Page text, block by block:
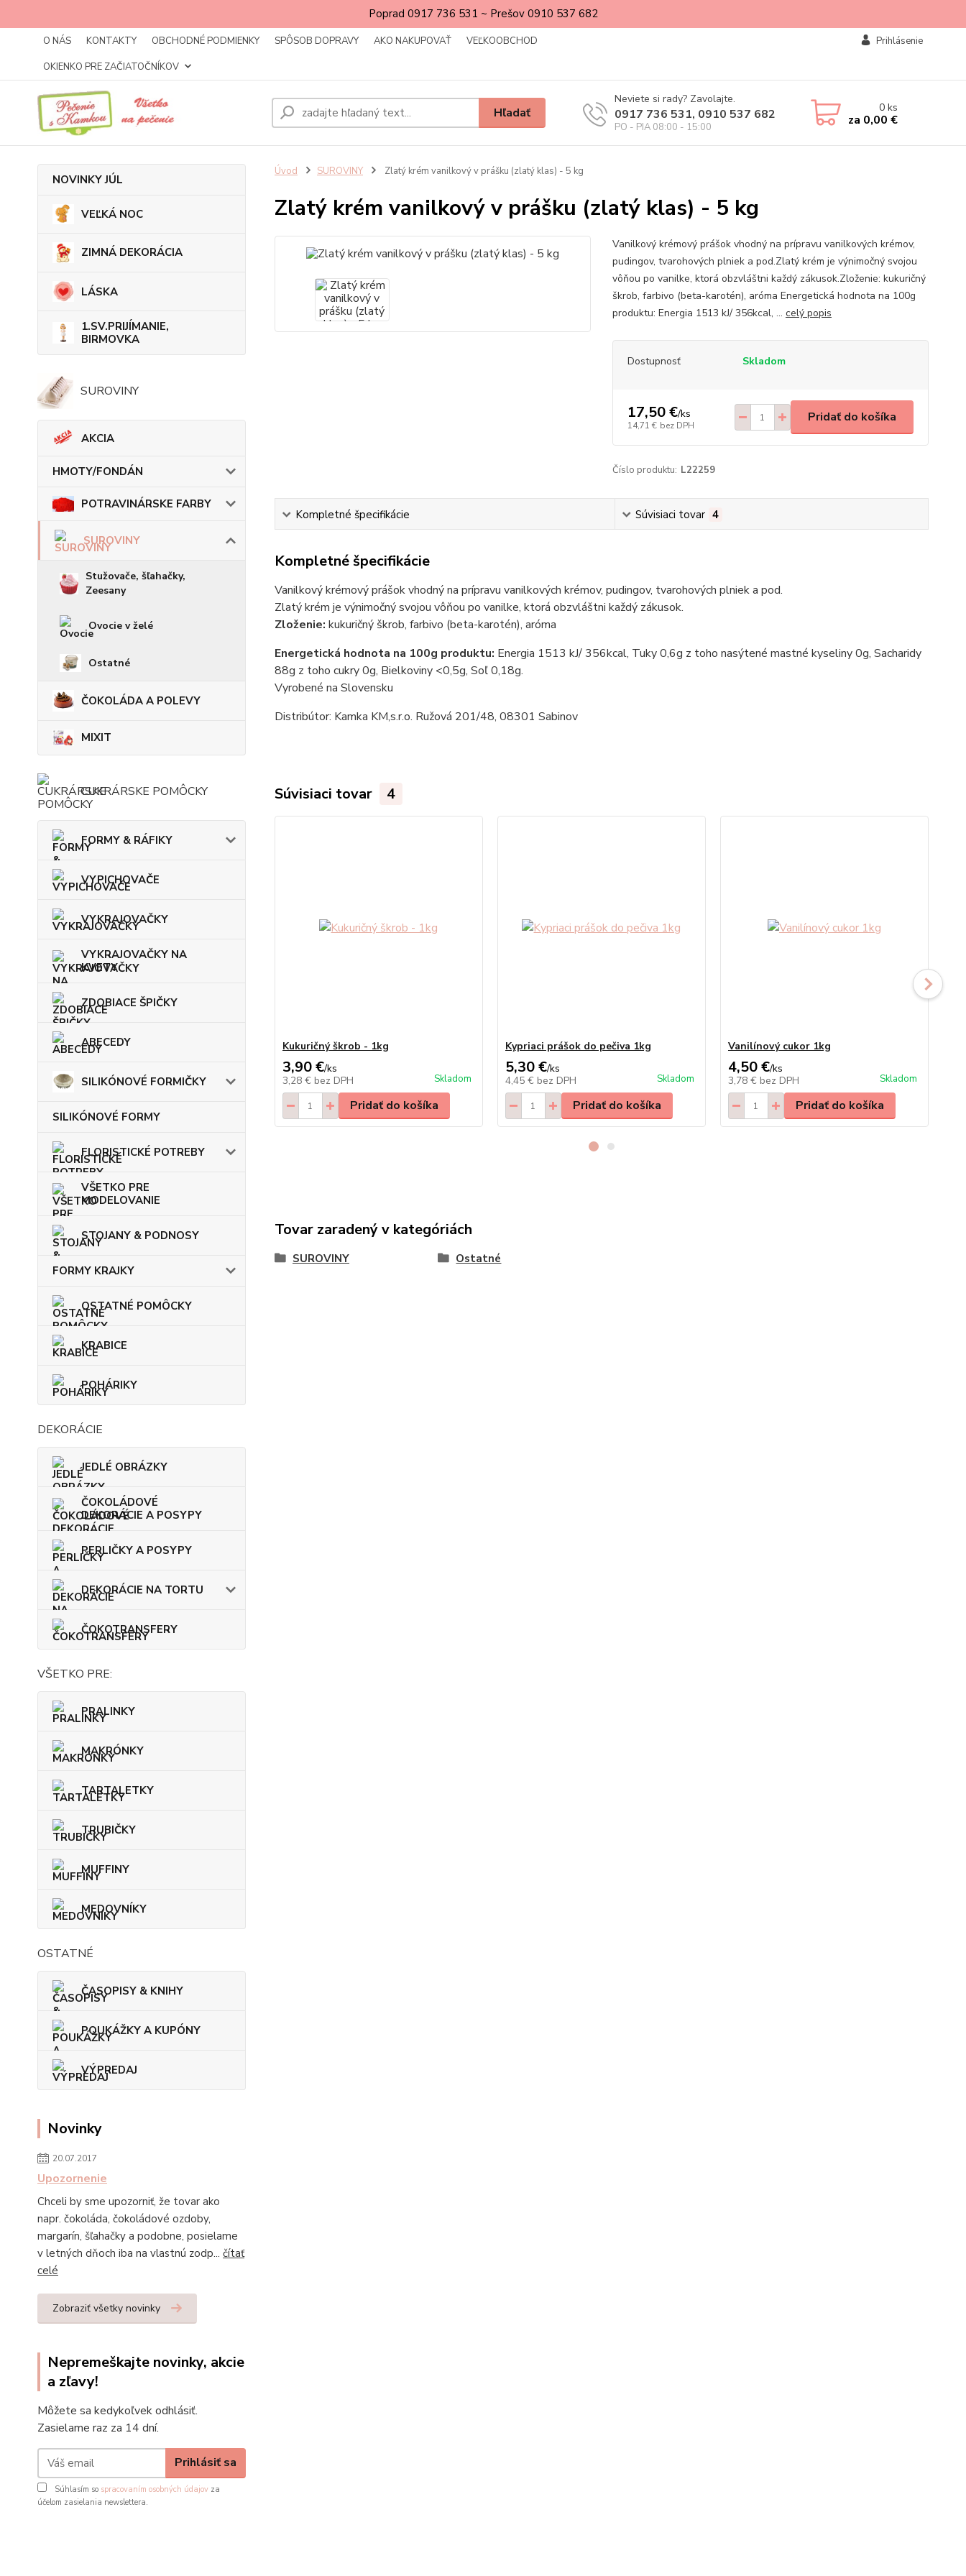
Poprad 0917 736 531 ~ Prešov 0910 537 682
O NÁS KONTAKTY OBCHODNÉ PODMIENKY SPÔSOB DOPRAVY AKO NAKUPOVAŤ
VEĽKOOBCHOD
OKIENKO PRE ZAČIATOČNÍKOV
Prihlásenie
Hľadať
Neviete si rady? Zavolajte.
0917 736 531, 0910 537 682
PO - PIA 08:00 - 15:00
0ks
za 0,00 €
NOVINKY JÚL
VEĽKÁ NOC
ZIMNÁ DEKORÁCIA
LÁSKA
1.SV.PRIJÍMANIE,
BIRMOVKA
SUROVINY
AKCIA
HMOTY/FONDÁN
POTRAVINÁRSKE FARBY
SUROVINY
Stužovače, šľahačky,
Zeesany
Ovocie v želé
Ostatné
ČOKOLÁDA A POLEVY
MIXIT
CUKRÁRSKE POMÔCKY
FORMY & RÁFIKY
VYPICHOVAČE
VYKRAJOVAČKY
VYKRAJOVAČKY NA
KVETY
ZDOBIACE ŠPIČKY
ABECEDY
SILIKÓNOVÉ FORMIČKY
SILIKÓNOVÉ FORMY
FLORISTICKÉ POTREBY
VŠETKO PRE
MODELOVANIE
STOJANY & PODNOSY
FORMY KRAJKY
OSTATNÉ POMÔCKY
KRABICE
POHÁRIKY
DEKORÁCIE
JEDLÉ OBRÁZKY
ČOKOLÁDOVÉ
DEKORÁCIE A POSYPY
PERLIČKY A POSYPY
DEKORÁCIE NA TORTU
ČOKOTRANSFERY
VŠETKO PRE:
PRALINKY
MAKRÓNKY
TARTALETKY
TRUBIČKY
MUFFINY
MEDOVNÍKY
OSTATNÉ
ČASOPISY & KNIHY
POUKÁŽKY A KUPÓNY
VÝPREDAJ
Novinky
20.07.2017
Upozornenie
Chceli by sme upozorniť, že tovar ako
napr. čokoláda, čokoládové ozdoby,
margarín, šľahačky a podobne, posielame
v letných dňoch iba na vlastnú zodp... čítať
celé
Zobraziť všetky novinky
Nepremeškajte novinky, akcie
a zľavy!
Môžete sa kedykoľvek odhlásiť.
Zasielame raz za 14 dní.
Prihlásiť sa
Súhlasím so spracovaním osobných údajov za
účelom zasielania newslettera.
Úvod SUROVINY Zlatý krém vanilkový v prášku (zlatý klas) - 5 kg
Zlatý krém vanilkový v prášku (zlatý klas) - 5 kg
Vanilkový krémový prášok vhodný na prípravu vanilkových krémov,
pudingov, tvarohových plniek a pod.Zlatý krém je výnimočný svojou
vôňou po vanilke, ktorá obzvláštni každý zákusok.Zloženie: kukuričný
škrob, farbivo (beta-karotén), aróma Energetická hodnota na 100g
produktu: Energia 1513 kJ/ 356kcal, ... celý popis
Dostupnosť Skladom
17,50 €/ks
14,71 € bez DPH
Pridať do košíka
Číslo produktu: L22259
Kompletné špecifikácie Súvisiaci tovar 4
Kompletné špecifikácie
Vanilkový krémový prášok vhodný na prípravu vanilkových krémov, pudingov, tvarohových plniek a pod.
Zlatý krém je výnimočný svojou vôňou po vanilke, ktorá obzvláštni každý zákusok.
Zloženie: kukuričný škrob, farbivo (beta-karotén), aróma
Energetická hodnota na 100g produktu: Energia 1513 kJ/ 356kcal, Tuky 0,6g z toho nasýtené mastné kyseliny 0g, Sacharidy
88g z toho cukry 0g, Bielkoviny <0,5g, Soľ 0,18g.
Vyrobené na Slovensku
Distribútor: Kamka KM,s.r.o. Ružová 201/48, 08301 Sabinov
Súvisiaci tovar 4
Kukuričný škrob - 1kg
3,90 €/ks
3,28 € bez DPH Skladom
Pridať do košíka
Kypriaci prášok do pečiva 1kg
5,30 €/ks
4,45 € bez DPH Skladom
Pridať do košíka
Vanilínový cukor 1kg
4,50 €/ks
3,78 € bez DPH Skladom
Pridať do košíka
Tovar zaradený v kategóriách
SUROVINY Ostatné